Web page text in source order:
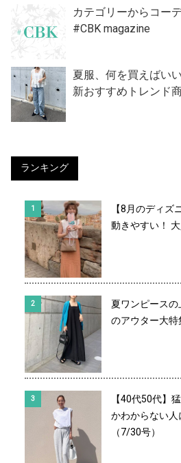
カテゴリーからコー
#CBK magazine
夏服、何を買えばい
新おすすめトレンド
ランキング
【8月のディズ
動きやすい！
夏ワンピース
のアウター大特
【40代50代】
かわからない人
（7/30号）